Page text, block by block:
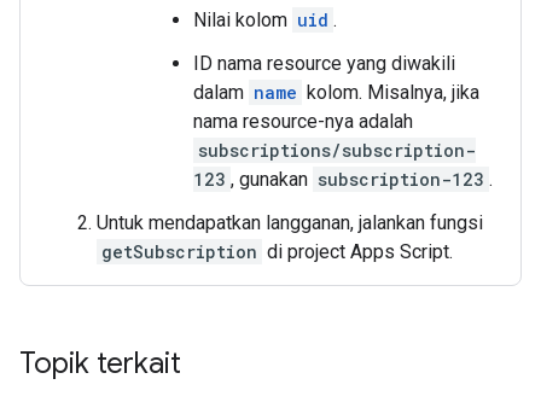
Nilai kolom uid .
ID nama resource yang diwakili
dalam name kolom. Misalnya, jika
nama resource-nya adalah
subscriptions/subscription-
123 , gunakan subscription-123 .
Untuk mendapatkan langganan, jalankan fungsi
getSubscription di project Apps Script.
Topik terkait